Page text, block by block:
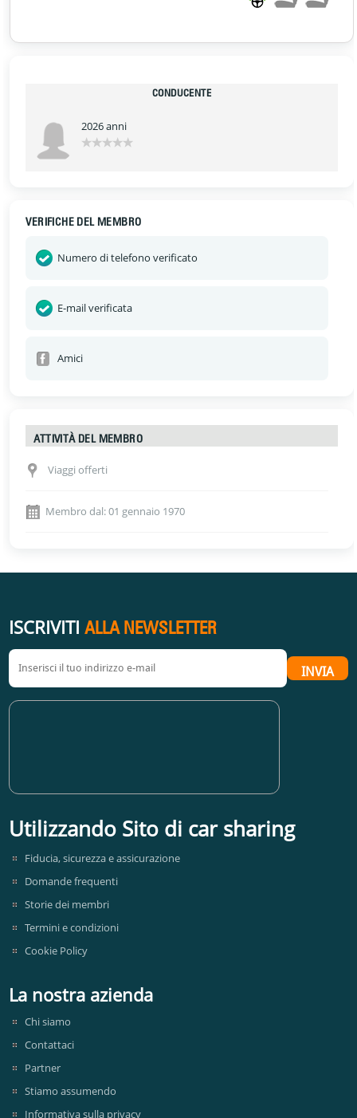
CONDUCENTE
2026 anni
VERIFICHE DEL MEMBRO
Numero di telefono verificato
E-mail verificata
Amici
ATTIVITÀ DEL MEMBRO
Viaggi offerti
Membro dal: 01 gennaio 1970
ISCRIVITIALLA NEWSLETTER
Utilizzando Sito di car sharing
Fiducia, sicurezza e assicurazione
Domande frequenti
Storie dei membri
Termini e condizioni
Cookie Policy
La nostra azienda
Chi siamo
Contattaci
Partner
Stiamo assumendo
Informativa sulla privacy